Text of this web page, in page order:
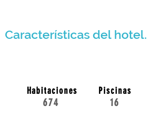
Características del hotel.
Habitaciones
674
Piscinas
16